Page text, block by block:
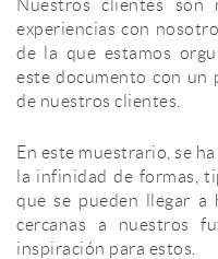
Nuestros clientes son
experiencias con
de la que estamos
este documento con un
de nuestros clientes.
En este muestrario, se
la infinidad de formas,
que se pueden llegar a
cercanas a nuestros
inspiración para estos.